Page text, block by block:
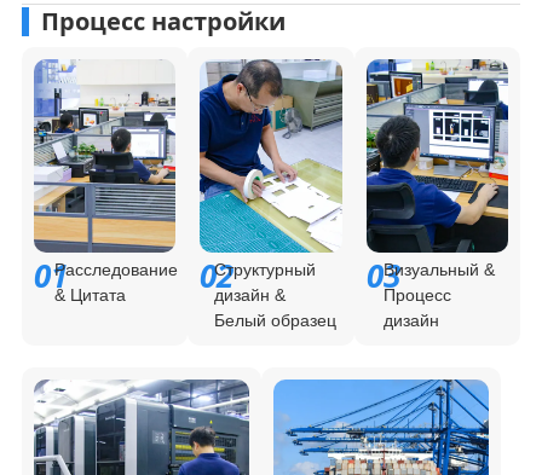
Процесс настройки
01Расследование
& Цитата
02
Структурный
дизайн &
Белый образец
03Визуальный &
Процесс
дизайн